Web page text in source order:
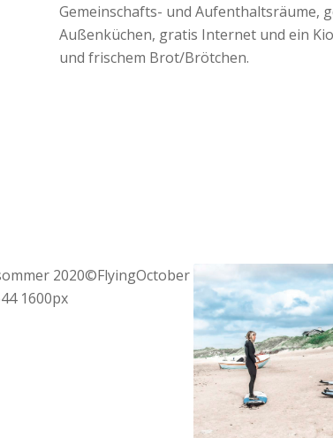
Gemeinschafts- und Aufenthaltsräume,
Außenküchen, gratis Internet und ein
und frischem Brot/Brötchen.